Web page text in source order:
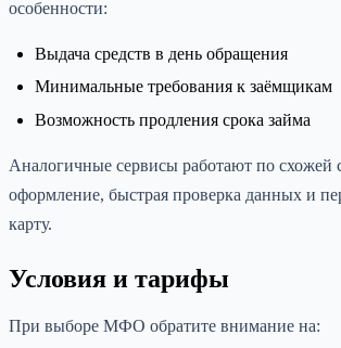
особенности:
Выдача средств в день обращения
Минимальные требования к заёмщикам
Возможность продления срока займа
Аналогичные сервисы работают по схожей
оформление, быстрая проверка данных и
карту.
Условия и тарифы
При выборе МФО обратите внимание на: